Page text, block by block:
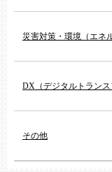
災害対策・環境（エネ
DX（デジタルトランス
その他